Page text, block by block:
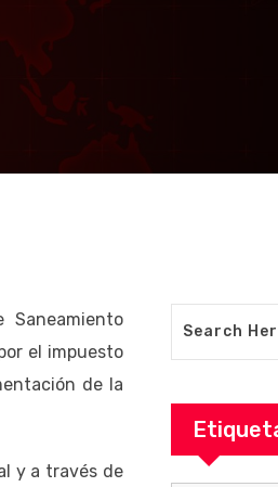
al
faltan
el impuesto
de la
y a través de